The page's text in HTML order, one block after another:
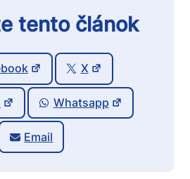
tento článok
X
Whatsapp
Email